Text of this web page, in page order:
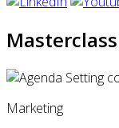
Marketing